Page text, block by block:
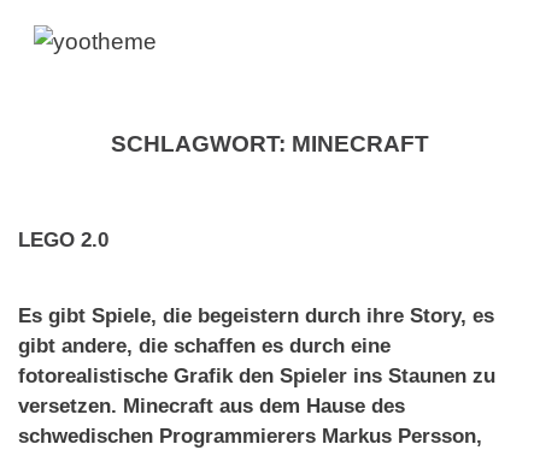
SCHLAGWORT: MINECRAFT
LEGO 2.0
Es gibt Spiele, die begeistern durch ihre Story, es
gibt andere, die schaffen es durch eine
fotorealistische Grafik den Spieler ins Staunen zu
versetzen. Minecraft aus dem Hause des
schwedischen Programmierers Markus Persson,